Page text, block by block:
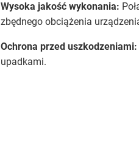
Wysoka jakość wykonania:
zbędnego obciążenia
Ochrona przed uszkodzeniami:
upadkami.